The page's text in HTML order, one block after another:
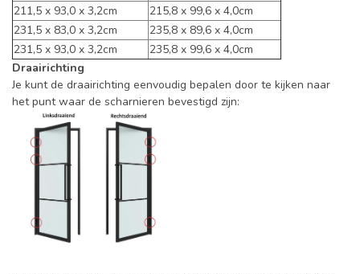
211,5 x 93,0 x 3,2cm
215,8 x 99,6 x 4,0cm
231,5 x 83,0 x 3,2cm
235,8 x 89,6 x 4,0cm
231,5 x 93,0 x 3,2cm
235,8 x 99,6 x 4,0cm
Draairichting
Je kunt de draairichting eenvoudig bepalen door te kijken naar
het punt waar de scharnieren bevestigd zijn: